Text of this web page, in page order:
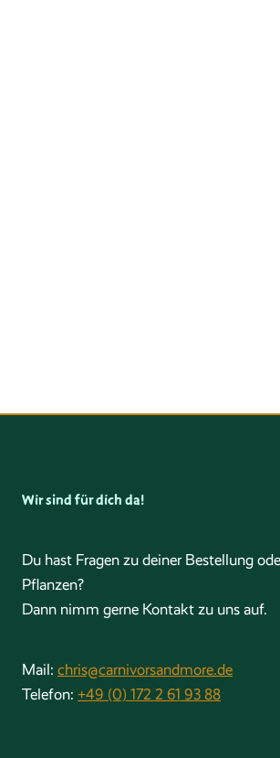
Wir sind für dich da!
Du hast Fragen zu deiner Bestellung
Pflanzen?
Dann nimm gerne Kontakt zu uns auf.
Mail: chris@carnivorsandmore.de
Telefon: +49 (0) 172 2 61 93 88